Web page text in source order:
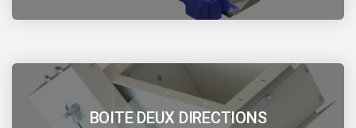
BOITE DEUX DIRECTIONS